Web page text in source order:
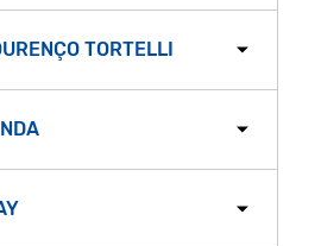
TORTELLI